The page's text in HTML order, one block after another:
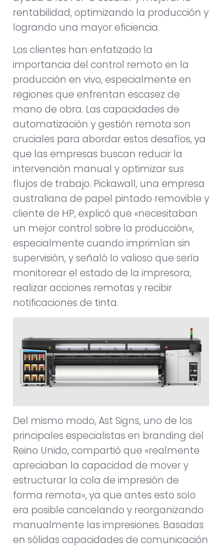
rentabilidad, optimizando la producción y
logrando una mayor eficiencia.
Los clientes han enfatizado la
importancia del control remoto en la
producción en vivo, especialmente en
regiones que enfrentan escasez de
mano de obra. Las capacidades de
automatización y gestión remota son
cruciales para abordar estos desafíos, ya
que las empresas buscan reducir la
intervención manual y optimizar sus
flujos de trabajo. Pickawall, una empresa
australiana de papel pintado removible y
cliente de HP, explicó que «necesitaban
un mejor control sobre la producción»,
especialmente cuando imprimían sin
supervisión, y señaló lo valioso que sería
monitorear el estado de la impresora,
realizar acciones remotas y recibir
notificaciones de tinta.
Del mismo modo, Ast Signs, uno de los
principales especialistas en branding del
Reino Unido, compartió que «realmente
apreciaban la capacidad de mover y
estructurar la cola de impresión de
forma remota», ya que antes esto solo
era posible cancelando y reorganizando
manualmente las impresiones. Basadas
en sólidas capacidades de comunicación